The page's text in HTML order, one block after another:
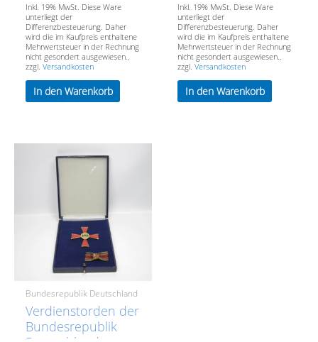
Inkl. 19% MwSt. Diese Ware
unterliegt der
Differenzbesteuerung. Daher
wird die im Kaufpreis enthaltene
Mehrwertsteuer in der Rechnung
nicht gesondert ausgewiesen.,
zzgl.Versandkosten
In den Warenkorb
Inkl. 19% MwSt. Diese Ware
unterliegt der
Differenzbesteuerung. Daher
wird die im Kaufpreis enthaltene
Mehrwertsteuer in der Rechnung
nicht gesondert ausgewiesen.,
zzgl.Versandkosten
In den Warenkorb
Bundesrepublik Deutschland
Verdienstorden der
Bundesrepublik